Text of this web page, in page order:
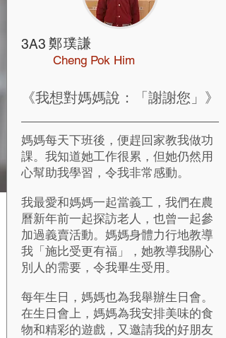
3A3 鄭璞謙
Cheng Pok Him
《我想對媽媽說：「謝謝您」》
媽媽每天下班後，便趕回家教我做功
課。我知道她工作很累，但她仍然用
心幫助我學習，令我非常感動。
我最愛和媽媽一起當義工，我們在農
曆新年前一起探訪老人，也曾一起參
加過義賣活動。媽媽身體力行地教導
我「施比受更有福」，她教導我關心
別人的需要，令我畢生受用。
每年生日，媽媽也為我舉辦生日會。
在生日會上，媽媽為我安排美味的食
物和精彩的遊戲，又邀請我的好朋友